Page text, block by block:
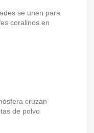
se unen para
coralinos en
cruzan
de polvo